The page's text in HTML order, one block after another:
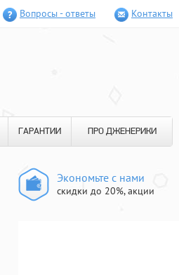
Вопросы - ответы Контакты
ГАРАНТИИ ПРО ДЖЕНЕРИКИ
Экономьте с нами
скидки до 20%, акции